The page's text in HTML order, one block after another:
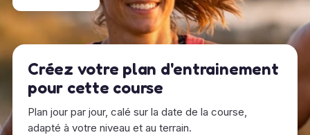
Créez votre plan d'entrainement
pour cette course
Plan jour par jour, calé sur la date de la course,
adapté à votre niveau et au terrain.